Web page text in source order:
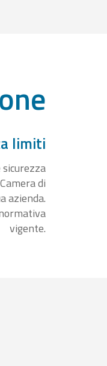
limiti
di
azienda.
vigente.